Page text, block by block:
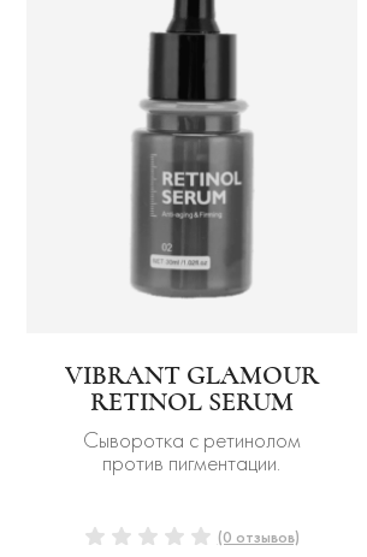
VIBRANT GLAMOUR
RETINOL SERUM
Сыворотка с ретинолом
против пигментации.
(0 отзывов)